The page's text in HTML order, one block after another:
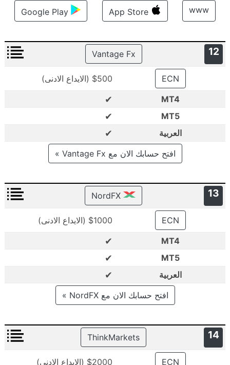
www
App Store
Google Play
12
Vantage Fx
ECN
$500 (الايداع الادنى)
MT4
✔
MT5
✔
العربية ✔
افتح حسابك الان مع Vantage Fx »
13
NordFX
ECN
$1000 (الايداع الادنى)
MT4
✔
MT5
✔
العربية ✔
افتح حسابك الان مع NordFX »
14
ThinkMarkets
ECN
$2000 (الايداع الادنى)